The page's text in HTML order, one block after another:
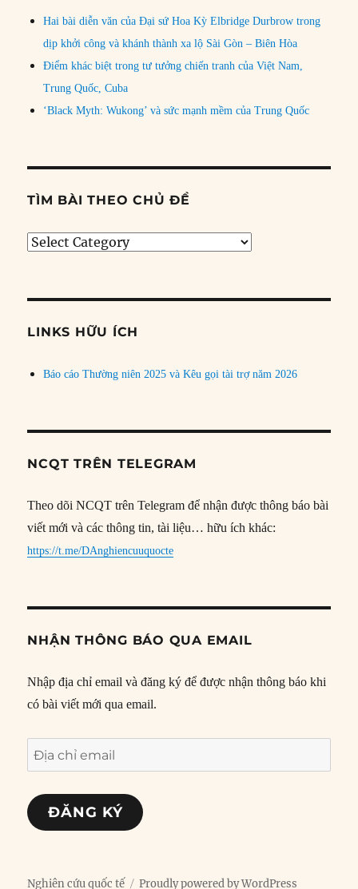
Hai bài diễn văn của Đại sứ Hoa Kỳ Elbridge Durbrow trong
dịp khởi công và khánh thành xa lộ Sài Gòn – Biên Hòa
Điểm khác biệt trong tư tưởng chiến tranh của Việt Nam,
Trung Quốc, Cuba
‘Black Myth: Wukong’ và sức mạnh mềm của Trung Quốc
TÌM BÀI THEO CHỦ ĐỀ
Tìm
đề
LINKS HỮU ÍCH
Báo cáo Thường niên 2025 và Kêu gọi tài trợ năm 2026
NCQT TRÊN TELEGRAM
Theo dõi NCQT trên Telegram để nhận được thông báo bài
viết mới và các thông tin, tài liệu… hữu ích khác:
https://t.me/DAnghiencuuquocte
NHẬN THÔNG BÁO QUA EMAIL
Nhập địa chỉ email và đăng ký để được nhận thông báo khi
có bài viết mới qua email.
Địa
chỉ
email
ĐĂNG KÝ
Nghiên cứu quốc tế Proudly powered by WordPress